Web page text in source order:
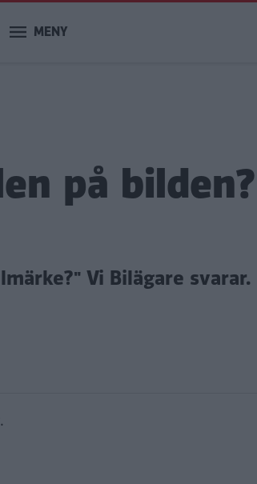
MENY
på bilden?
Vi Bilägare svarar.